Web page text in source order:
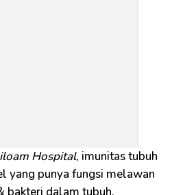
Hospital, imunitas tubuh
yang punya fungsi melawan